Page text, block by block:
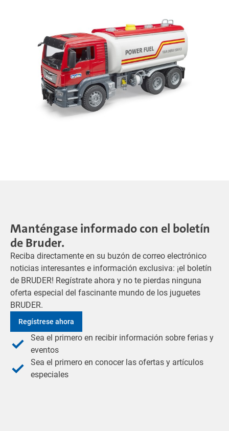
Manténgase informado con el boletín
de Bruder.
Reciba directamente en su buzón de correo electrónico
noticias interesantes e información exclusiva: ¡el boletín
de BRUDER! Regístrate ahora y no te pierdas ninguna
oferta especial del fascinante mundo de los juguetes
BRUDER.
Regístrese ahora
Sea el primero en recibir información sobre ferias y
eventos
Sea el primero en conocer las ofertas y artículos
especiales